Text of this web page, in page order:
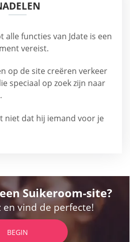
alle functies van Jdate is een
vereist.
op de site creëren verkeer
speciaal op zoek zijn naar
niet dat hij iemand voor je
Suikeroom-site?
en vind de perfecte!
BEGIN